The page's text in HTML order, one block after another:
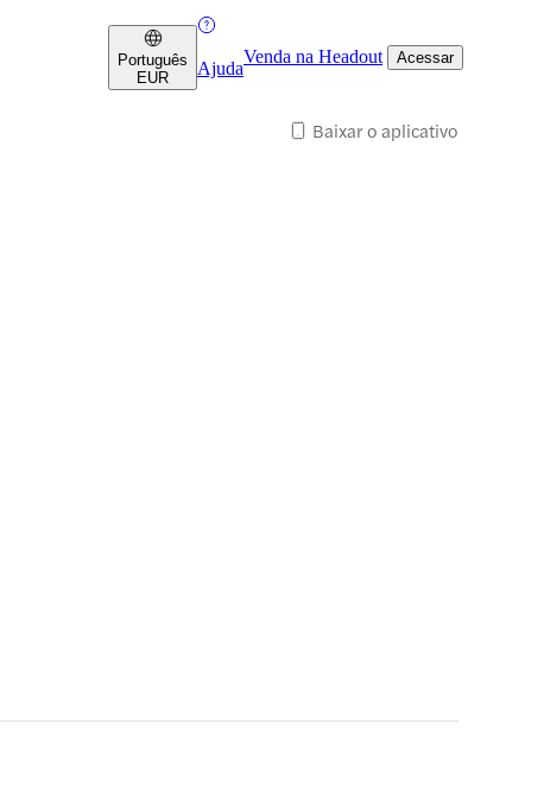
Português
EUR
Ajuda
Venda na Headout Acessar
Baixar o aplicativo